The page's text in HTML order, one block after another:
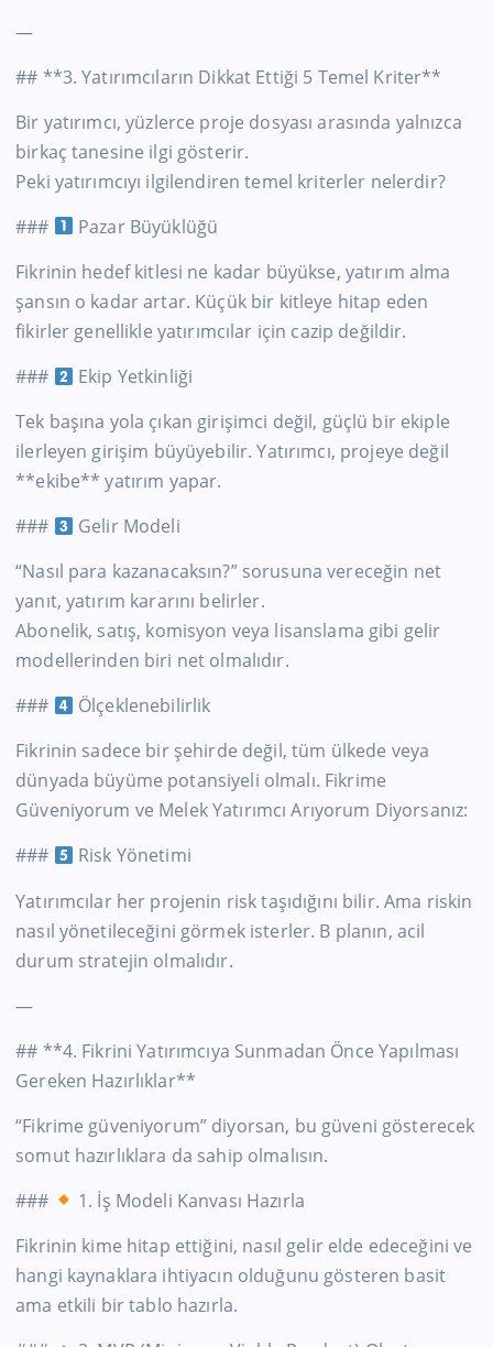
—
## **3. Yatırımcıların Dikkat Ettiği 5 Temel Kriter**
Bir yatırımcı, yüzlerce proje dosyası arasında yalnızca
birkaç tanesine ilgi gösterir.
Peki yatırımcıyı ilgilendiren temel kriterler nelerdir?
###
Pazar Büyüklüğü
Fikrinin hedef kitlesi ne kadar büyükse, yatırım alma
şansın o kadar artar. Küçük bir kitleye hitap eden
fikirler genellikle yatırımcılar için cazip değildir.
###
Ekip Yetkinliği
Tek başına yola çıkan girişimci değil, güçlü bir ekiple
ilerleyen girişim büyüyebilir. Yatırımcı, projeye değil
**ekibe** yatırım yapar.
###
Gelir Modeli
“Nasıl para kazanacaksın?” sorusuna vereceğin net
yanıt, yatırım kararını belirler.
Abonelik, satış, komisyon veya lisanslama gibi gelir
modellerinden biri net olmalıdır.
###
Ölçeklenebilirlik
Fikrinin sadece bir şehirde değil, tüm ülkede veya
dünyada büyüme potansiyeli olmalı. Fikrime
Güveniyorum ve Melek Yatırımcı Arıyorum Diyorsanız:
###
Risk Yönetimi
Yatırımcılar her projenin risk taşıdığını bilir. Ama riskin
nasıl yönetileceğini görmek isterler. B planın, acil
durum stratejin olmalıdır.
—
## **4. Fikrini Yatırımcıya Sunmadan Önce Yapılması
Gereken Hazırlıklar**
“Fikrime güveniyorum” diyorsan, bu güveni gösterecek
somut hazırlıklara da sahip olmalısın.
###
1. İş Modeli Kanvası Hazırla
Fikrinin kime hitap ettiğini, nasıl gelir elde edeceğini ve
hangi kaynaklara ihtiyacın olduğunu gösteren basit
ama etkili bir tablo hazırla.